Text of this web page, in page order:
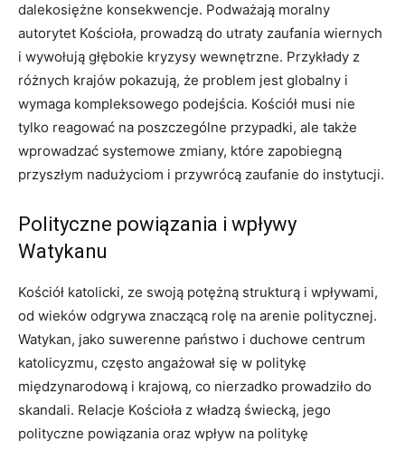
dalekosiężne konsekwencje. Podważają moralny
autorytet Kościoła, prowadzą do utraty zaufania wiernych
i wywołują głębokie kryzysy wewnętrzne. Przykłady z
różnych krajów pokazują, że problem jest globalny i
wymaga kompleksowego podejścia. Kościół musi nie
tylko reagować na poszczególne przypadki, ale także
wprowadzać systemowe zmiany, które zapobiegną
przyszłym nadużyciom i przywrócą zaufanie do instytucji.
Polityczne powiązania i wpływy
Watykanu
Kościół katolicki, ze swoją potężną strukturą i wpływami,
od wieków odgrywa znaczącą rolę na arenie politycznej.
Watykan, jako suwerenne państwo i duchowe centrum
katolicyzmu, często angażował się w politykę
międzynarodową i krajową, co nierzadko prowadziło do
skandali. Relacje Kościoła z władzą świecką, jego
polityczne powiązania oraz wpływ na politykę